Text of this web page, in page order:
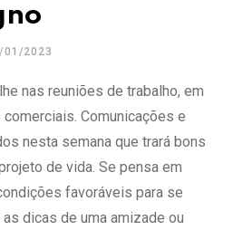
01/2023
nas reuniões de trabalho, em
Comunicações e
nesta semana que trará bons
de vida. Se pensa em
favoráveis para se
dicas de uma amizade ou